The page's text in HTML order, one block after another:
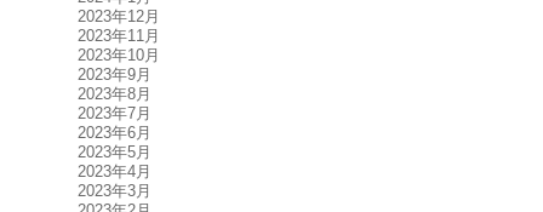
2023年12月
2023年11月
2023年10月
2023年9月
2023年8月
2023年7月
2023年6月
2023年5月
2023年4月
2023年3月